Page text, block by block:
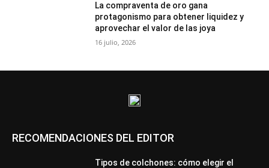
La compraventa de oro gana
protagonismo para obtener liquidez y
aprovechar el valor de las joya
16 julio, 2026
RECOMENDACIONES DEL EDITOR
Tipos de colchones: cómo elegir el